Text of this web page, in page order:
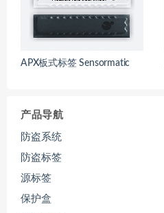
APX板式标签 Sensormatic
产品导航
防盗系统
防盗标签
源标签
保护盒